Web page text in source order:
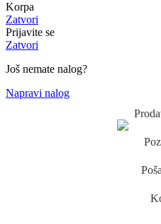
Korpa
Zatvori
Prijavite se
Zatvori
Još nemate nalog?
Napravi nalog